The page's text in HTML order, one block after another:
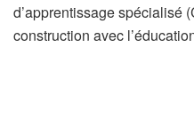
d’apprentissage spécialisé
construction avec